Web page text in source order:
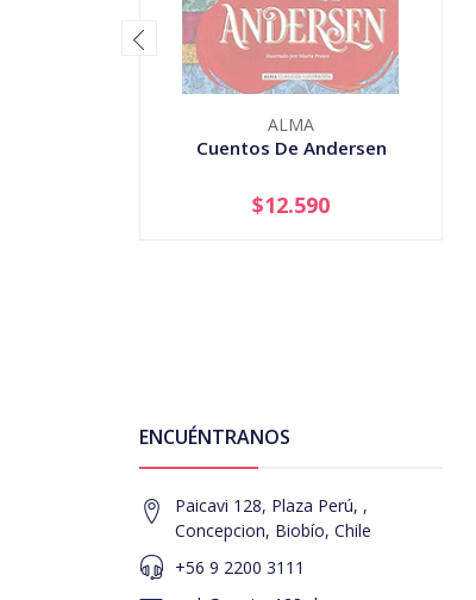
ALMA
Cuentos De Andersen
AGOTADO
$12.590
ENCUÉNTRANOS
Paicavi 128, Plaza Perú, ,
Concepcion, Biobío, Chile
+56 9 2200 3111